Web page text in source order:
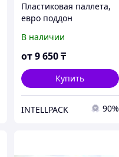
Пластиковая паллета,
евро поддон
1200 800 140 мм на
ножках ЭКО 02.102.99R
В наличии
от9 650₸
Купить
INTELLPACK 90%